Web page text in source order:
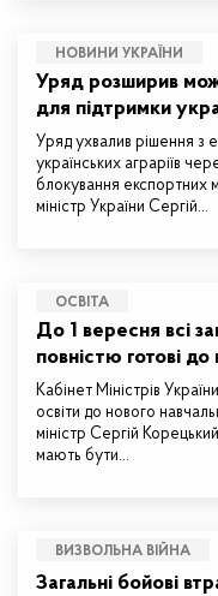
НОВИНИ УКРАЇНИ
Уряд розширив
для підтримки
Уряд ухвалив рішення з
українських аграріїв
блокування експортних
міністр України Сергій…
ОСВІТА
До 1 вересня всі
повністю готові
Кабінет Міністрів
освіти до нового
міністр Сергій
мають бути…
ВИЗВОЛЬНА ВІЙНА
Загальні бойові